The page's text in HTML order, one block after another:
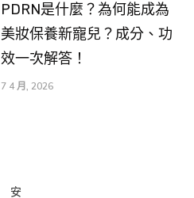
PDRN是什麼？為何能成為
美妝保養新寵兒？成分、功
效一次解答！
7 4 月, 2026
安